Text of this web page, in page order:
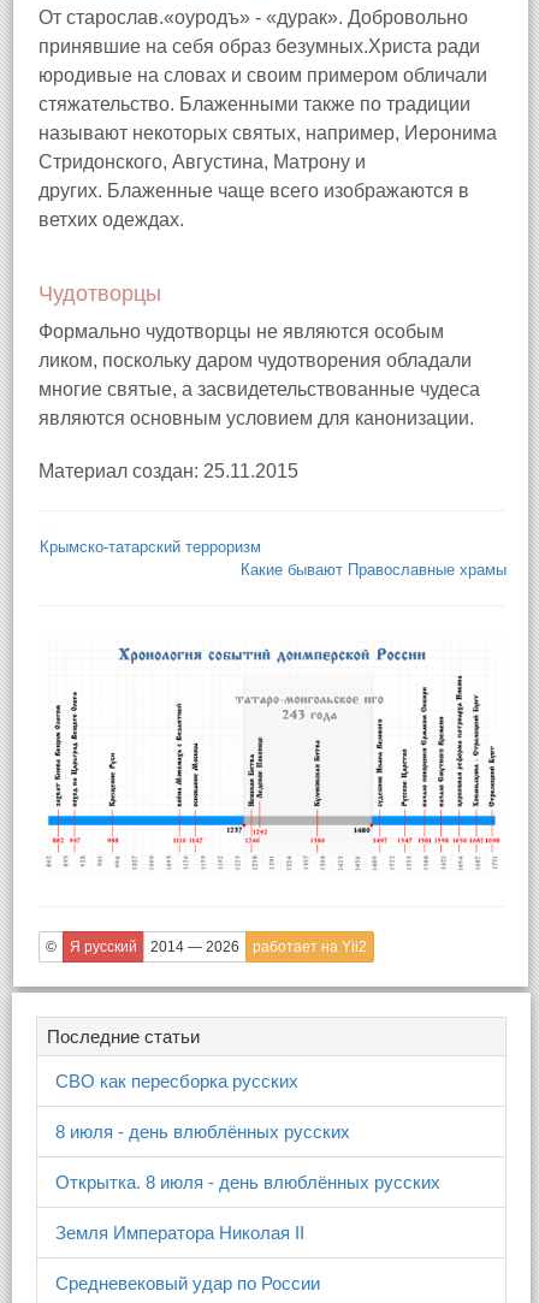
От старослав.«оуродъ» - «дурак». Добровольно
принявшие на себя образ безумных.Христа ради
юродивые на словах и своим примером обличали
стяжательство. Блаженными также по традиции
называют некоторых святых, например, Иеронима
Стридонского, Августина, Матрону и
других. Блаженные чаще всего изображаются в
ветхих одеждах.
Чудотворцы
Формально чудотворцы не являются особым
ликом, поскольку даром чудотворения обладали
многие святые, а засвидетельствованные чудеса
являются основным условием для канонизации.
Материал создан: 25.11.2015
Крымско-татарский терроризм
Какие бывают Православные храмы
© Я русский 2014 — 2026 работает на Yii2
Последние статьи
СВО как пересборка русских
8 июля - день влюблённых русских
Открытка. 8 июля - день влюблённых русских
Земля Императора Николая II
Средневековый удар по России